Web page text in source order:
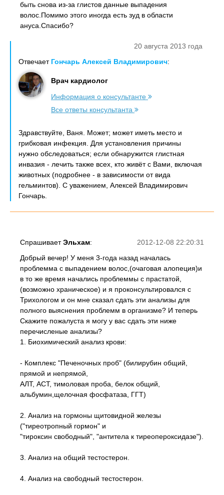
быть снова из-за глистов данные выпадения
волос.Помимо этого иногда есть зуд в области
ануса.Спасибо?
20 августа 2013 года
Отвечает Гончарь Алексей Владимирович:
Врач кардиолог
Информация о консультанте
Все ответы консультанта
Здравствуйте, Ваня. Может; может иметь место и
грибковая инфекция. Для установления причины
нужно обследоваться; если обнаружится глистная
инвазия - лечить также всех, кто живёт с Вами, включая
животных (подробнее - в зависимости от вида
гельминтов). С уважением, Алексей Владимирович
Гончарь.
2012-12-08 22:20:31
СпрашиваетЭльхам:
Добрый вечер! У меня 3-года назад началась
проблемма с выпадением волос,(очаговая алопеция)и
в то же время начались проблеммы с прастатой,
(возможно храническое) и я проконсультировался с
Трихологом и он мне сказал сдать эти анализы для
полного выяснения проблемм в организме? И теперь
Скажите пожалуста я могу у вас сдать эти ниже
перечисленые анализы?
1. Биохимический анализ крови:
- Комплекс "Печеночных проб" (билирубин общий,
прямой и непрямой,
АЛТ, АСТ, тимоловая проба, белок общий,
альбумин,щелочная фосфатаза, ГГТ)
2. Анализ на гормоны щитовидной железы
("тиреотропный гормон" и
"тироксин свободный", "антитела к тиреопероксидазе").
3. Анализ на общий тестостерон.
4. Анализ на свободный тестостерон.